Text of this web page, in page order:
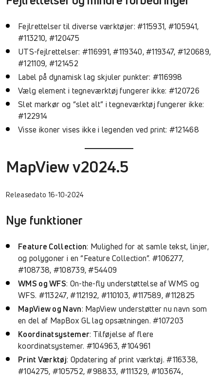
Fejlrettelser til diverse værktøjer: #115931, #105941,
#113210, #120475
UTS-fejlrettelser: #116991, #119340, #119347, #120689,
#121109, #121452
Label på dynamisk lag skjuler punkter: #116998
Vælg element i tegneværktøj fungerer ikke: #120726
Slet markør og “slet alt” i tegneværktøj fungerer ikke:
#122914
Visse ikoner vises ikke i legenden ved print: #121468
MapView v2024.5
Releasedato 16-10-2024
Nye funktioner
Feature Collection: Mulighed for at samle tekst, linjer,
og polygoner i en “Feature Collection”. #106277,
#108738, #108739, #54409
WMS og WFS: On-the-fly understøttelse af WMS og
WFS. #113247, #112192, #110103, #117589, #112825
MapView og Navn: MapView understøtter nu navn som
en del af MapBox GL lag opsætningen. #107203
Koordinatsystemer: Tilføjelse af flere
koordinatsystemer. #104963, #104961
Print Værktøj: Opdatering af print værktøj. #116338,
#104275, #105752, #98833, #111329, #103674,